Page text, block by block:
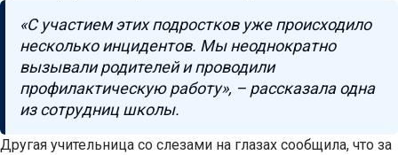
«С участием этих подростков уже происходило
несколько инцидентов. Мы неоднократно
вызывали родителей и проводили
профилактическую работу», – рассказала одна
из сотрудниц школы.
Другая учительница со слезами на глазах сообщила, что за